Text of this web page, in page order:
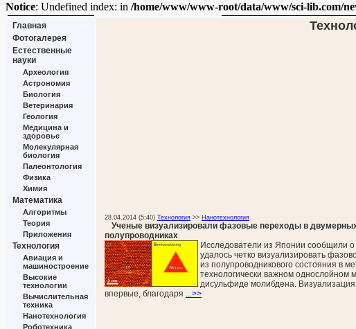
Notice: Undefined index: in /home/www/www-root/data/www/sci-lib.com/
Главная
Фотогалерея
Естественные
науки
Археология
Астрономия
Биология
Ветеринария
Геология
Медицина и
здоровье
Молекулярная
биология
Палеонтология
Физика
Химия
Математика
Алгоритмы
Теория
Приложения
Технология
Авиация и
машиностроение
Высокие
технологии
Вычислительная
техника
Нанотехнология
Роботехника
28.04.2014 (5:40) Технология >> Нанотехнология
Ученые визуализировали фазовые переходы в
полупроводниках
Исследователи из Японии сообщили о
удалось четко визуализировать
из полупроводникового состояния в
технологически важном однослойном
дисульфиде молибдена.
впервые, благодаря ...>>